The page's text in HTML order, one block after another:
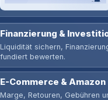
Finanzierung &
Liquidität sichern,
fundiert bewerten.
E-Commerce & Amazon
Marge, Retouren, Gebühren